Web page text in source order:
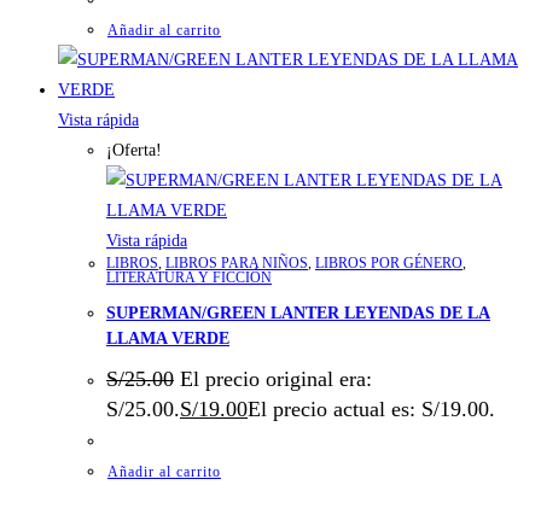
Añadir al carrito
Vista rápida
¡Oferta!
Vista rápida
LIBROS, LIBROS PARA NIÑOS, LIBROS POR GÉNERO,
LITERATURA Y FICCIÓN
SUPERMAN/GREEN LANTER LEYENDAS DE LA
LLAMA VERDE
S/25.00 El precio original era:
S/25.00.S/19.00El precio actual es: S/19.00.
Añadir al carrito